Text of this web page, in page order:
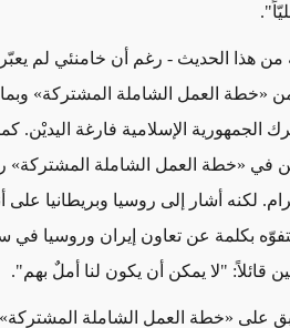
هذا الحديث - رغم أن خامنئي لم يعبّر
العمل الشاملة المشتركة» وبما
الجمهورية الإسلامية فارغة اليديْن.
في «خطة العمل الشاملة المشتركة»
لكنه أشار إلى روسيا وبريطانيا على
بكلمة عن تعاون إيران وروسيا في
قائلاً: "لا يمكن أن يكون لنا أملٌ بهم".
على «خطة العمل الشاملة